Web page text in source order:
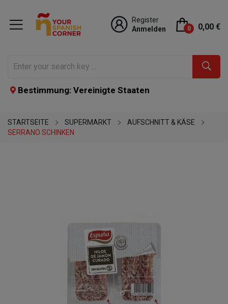
Register
Anmelden
0 0,00 €
Bestimmung: Vereinigte Staaten
STARTSEITE SUPERMARKT
AUFSCHNITT & KÄSE
SERRANO SCHINKEN